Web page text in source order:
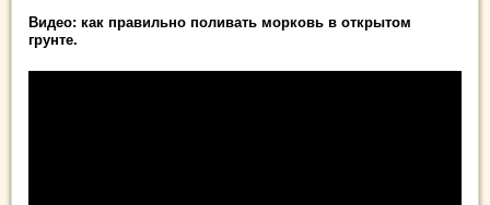
Видео: как правильно поливать морковь в открытом
грунте.